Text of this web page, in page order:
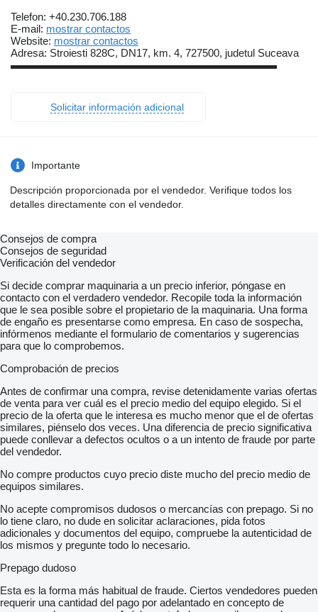
Telefon: +40.230.706.188
E-mail: mostrar contactos
Website: mostrar contactos
Adresa: Stroiesti 828C, DN17, km. 4, 727500, judetul Suceava
▬▬▬▬▬▬▬▬▬▬▬▬▬▬▬▬▬▬▬▬▬▬▬▬▬
Solicitar información adicional
Importante
Descripción proporcionada por el vendedor. Verifique todos los
detalles directamente con el vendedor.
Consejos de compra
Consejos de seguridad
Verificación del vendedor
Si decide comprar maquinaria a un precio inferior, póngase en
contacto con el verdadero vendedor. Recopile toda la información
que le sea posible sobre el propietario de la maquinaria. Una forma
de engaño es presentarse como empresa. En caso de sospecha,
infórmenos mediante el formulario de comentarios y sugerencias
para que lo comprobemos.
Comprobación de precios
Antes de confirmar una compra, revise detenidamente varias ofertas
de venta para ver cuál es el precio medio del equipo elegido. Si el
precio de la oferta que le interesa es mucho menor que el de ofertas
similares, piénselo dos veces. Una diferencia de precio significativa
puede conllevar a defectos ocultos o a un intento de fraude por parte
del vendedor.
No compre productos cuyo precio diste mucho del precio medio de
equipos similares.
No acepte compromisos dudosos o mercancías con prepago. Si no
lo tiene claro, no dude en solicitar aclaraciones, pida fotos
adicionales y documentos del equipo, compruebe la autenticidad de
los mismos y pregunte todo lo necesario.
Prepago dudoso
Esta es la forma más habitual de fraude. Ciertos vendedores pueden
requerir una cantidad del pago por adelantado en concepto de